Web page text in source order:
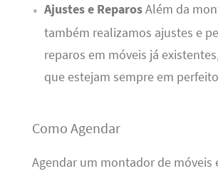
Ajustes e ReparosAlém da
também realizamos ajustes e
reparos em móveis já
que estejam sempre em
Como Agendar
Agendar um montador de móveis